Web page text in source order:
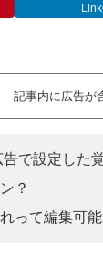
記事内に広告が
で設定した
？
って編集可